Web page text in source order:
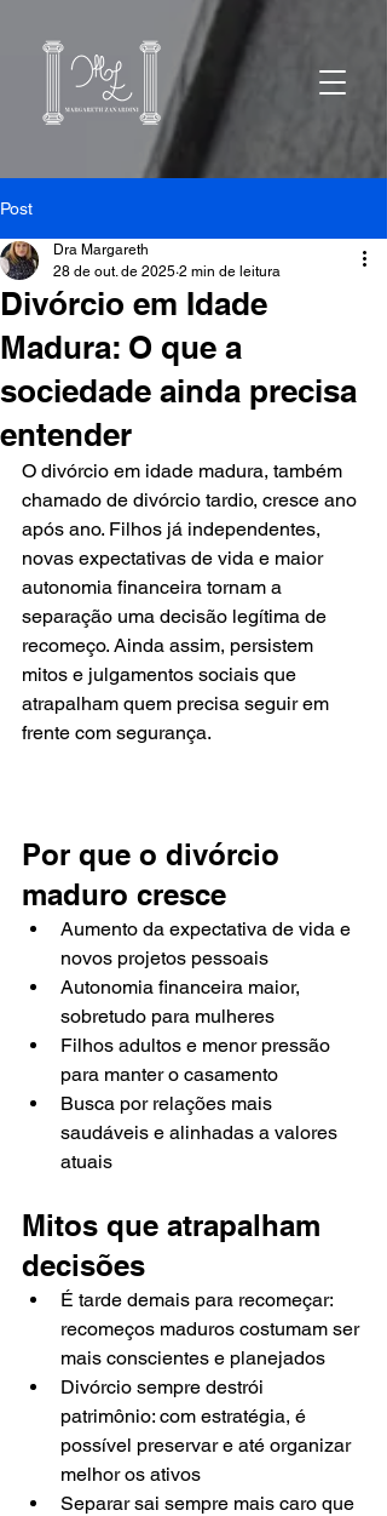
Post
Divórcio em Idade
Madura: O que a
sociedade ainda precisa
entender
Dra Margareth
28 de out. de 2025 2 min de leitura
O divórcio em idade madura, também
chamado de divórcio tardio, cresce ano
após ano. Filhos já independentes,
novas expectativas de vida e maior
autonomia financeira tornam a
separação uma decisão legítima de
recomeço. Ainda assim, persistem
mitos e julgamentos sociais que
atrapalham quem precisa seguir em
frente com segurança.
Por que o divórcio
maduro cresce
Aumento da expectativa de vida e
novos projetos pessoais
Autonomia financeira maior,
sobretudo para mulheres
Filhos adultos e menor pressão
para manter o casamento
Busca por relações mais
saudáveis e alinhadas a valores
atuais
Mitos que atrapalham
decisões
É tarde demais para recomeçar:
recomeços maduros costumam ser
mais conscientes e planejados
Divórcio sempre destrói
patrimônio: com estratégia, é
possível preservar e até organizar
melhor os ativos
Separar sai sempre mais caro que